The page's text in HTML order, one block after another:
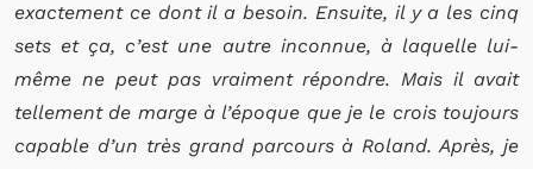
exactement ce dont il a besoin. Ensuite, il y a les cinq
sets et ça, c’est une autre inconnue, à laquelle lui-
même ne peut pas vraiment répondre. Mais il avait
tellement de marge à l’époque que je le crois toujours
capable d’un très grand parcours à Roland. Après, je